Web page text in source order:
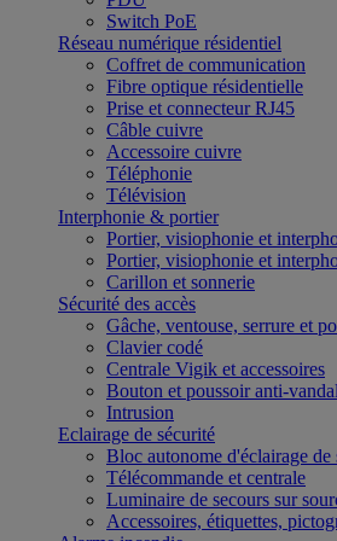
Switch PoE
Réseau numérique résidentiel
Coffret de communication
Fibre optique résidentielle
Prise et connecteur RJ45
Câble cuivre
Accessoire cuivre
Téléphonie
Télévision
Interphonie & portier
Portier, visiophonie et
Portier, visiophonie et
Carillon et sonnerie
Sécurité des accès
Gâche, ventouse, serrure et
Clavier codé
Centrale Vigik et accessoires
Bouton et poussoir anti-
Intrusion
Eclairage de sécurité
Bloc autonome d'éclairage
Télécommande et centrale
Luminaire de secours sur
Accessoires, étiquettes,